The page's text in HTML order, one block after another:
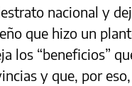
nacional y
que hizo un
los “beneficios”
y que, por